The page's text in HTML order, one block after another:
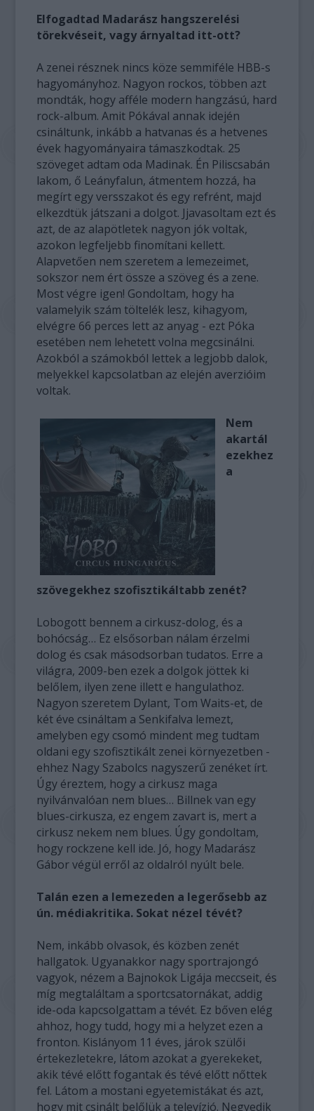
Elfogadtad Madarász hangszerelési
törekvéseit, vagy árnyaltad itt-ott?
A zenei résznek nincs köze semmiféle HBB-s
hagyományhoz. Nagyon rockos, többen azt
mondták, hogy afféle modern hangzású, hard
rock-album. Amit Pókával annak idején
csináltunk, inkább a hatvanas és a hetvenes
évek hagyományaira támaszkodtak. 25
szöveget adtam oda Madinak. Én Piliscsabán
lakom, ő Leányfalun, átmentem hozzá, ha
megírt egy versszakot és egy refrént, majd
elkezdtük játszani a dolgot. Jjavasoltam ezt és
azt, de az alapötletek nagyon jók voltak,
azokon legfeljebb finomítani kellett.
Alapvetően nem szeretem a lemezeimet,
sokszor nem ért össze a szöveg és a zene.
Most végre igen! Gondoltam, hogy ha
valamelyik szám töltelék lesz, kihagyom,
elvégre 66 perces lett az anyag - ezt Póka
esetében nem lehetett volna megcsinálni.
Azokból a számokból lettek a legjobb dalok,
melyekkel kapcsolatban az elején averzióim
voltak.
Nem
akartál
ezekhez
a
szövegekhez szofisztikáltabb zenét?
Lobogott bennem a cirkusz-dolog, és a
bohócság… Ez elsősorban nálam érzelmi
dolog és csak másodsorban tudatos. Erre a
világra, 2009-ben ezek a dolgok jöttek ki
belőlem, ilyen zene illett e hangulathoz.
Nagyon szeretem Dylant, Tom Waits-et, de
két éve csináltam a Senkifalva lemezt,
amelyben egy csomó mindent meg tudtam
oldani egy szofisztikált zenei környezetben -
ehhez Nagy Szabolcs nagyszerű zenéket írt.
Úgy éreztem, hogy a cirkusz maga
nyilvánvalóan nem blues… Billnek van egy
blues-cirkusza, ez engem zavart is, mert a
cirkusz nekem nem blues. Úgy gondoltam,
hogy rockzene kell ide. Jó, hogy Madarász
Gábor végül erről az oldalról nyúlt bele.
Talán ezen a lemezeden a legerősebb az
ún. médiakritika. Sokat nézel tévét?
Nem, inkább olvasok, és közben zenét
hallgatok. Ugyanakkor nagy sportrajongó
vagyok, nézem a Bajnokok Ligája meccseit, és
míg megtaláltam a sportcsatornákat, addig
ide-oda kapcsolgattam a tévét. Ez bőven elég
ahhoz, hogy tudd, hogy mi a helyzet ezen a
fronton. Kislányom 11 éves, járok szülői
értekezletekre, látom azokat a gyerekeket,
akik tévé előtt fogantak és tévé előtt nőttek
fel. Látom a mostani egyetemistákat és azt,
hogy mit csinált belőlük a televízió. Negyedik